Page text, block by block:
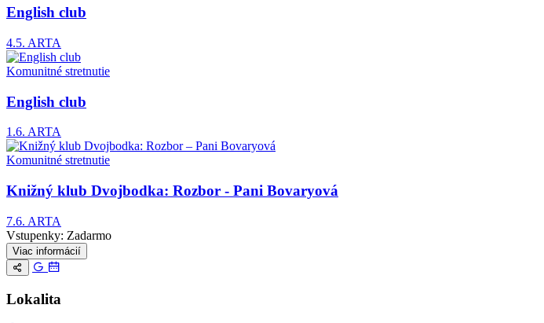
English club
4.5. ARTA
Komunitné stretnutie
English club
1.6. ARTA
Komunitné stretnutie
Knižný klub Dvojbodka: Rozbor - Pani Bovaryová
7.6. ARTA
Vstupenky: Zadarmo
Viac informácií
Lokalita